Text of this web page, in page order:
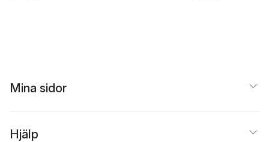
Mina sidor
Hjälp